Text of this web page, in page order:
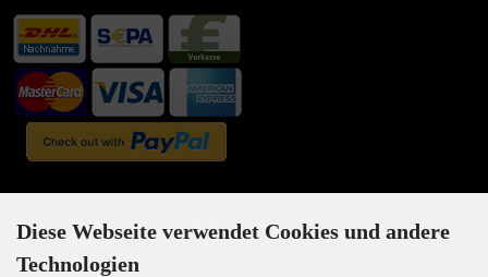
Newsletter-Anmeldung
Diese Webseite verwendet Cookies und andere
Technologien